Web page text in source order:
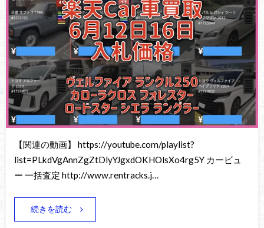
【関連の動画】 https://youtube.com/playlist?
list=PLkdVgAnnZgZtDlyYJgxdOKHOlsXo4rg5Y カービュ
ー 一括査定 http://www.rentracks.j…
続きを読む